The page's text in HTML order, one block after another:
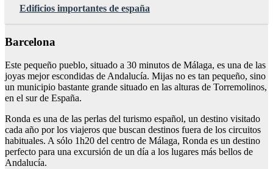
Edificios importantes de españa
Barcelona
Este pequeño pueblo, situado a 30 minutos de Málaga, es una de las
joyas mejor escondidas de Andalucía. Mijas no es tan pequeño, sino
un municipio bastante grande situado en las alturas de Torremolinos,
en el sur de España.
Ronda es una de las perlas del turismo español, un destino visitado
cada año por los viajeros que buscan destinos fuera de los circuitos
habituales. A sólo 1h20 del centro de Málaga, Ronda es un destino
perfecto para una excursión de un día a los lugares más bellos de
Andalucía.